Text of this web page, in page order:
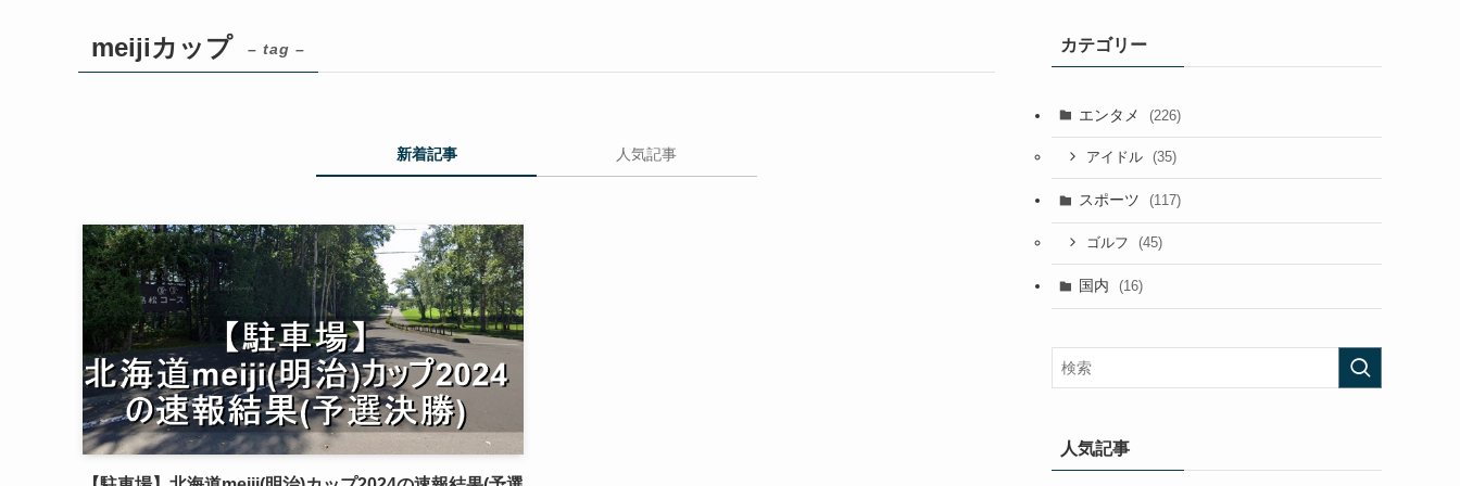
meijiカップ – tag –
新着記事 人気記事
カテゴリー
エンタメ (226)
アイドル (35)
スポーツ (117)
ゴルフ (45)
国内 (16)
人気記事